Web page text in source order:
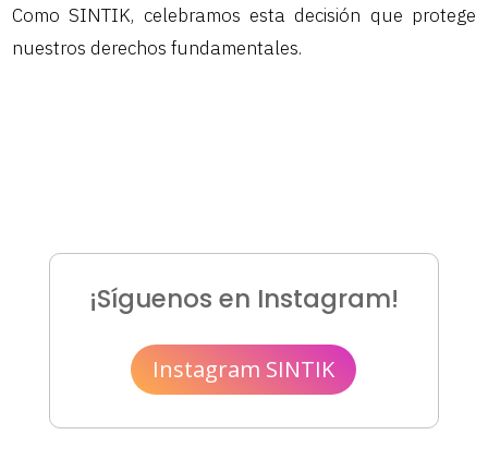
Como SINTIK, celebramos esta decisión que protege
nuestros derechos fundamentales.
¡Síguenos en Instagram!
Instagram SINTIK